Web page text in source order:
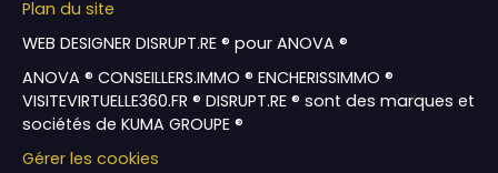
Plan du site
WEB DESIGNER DISRUPT.RE ® pour ANOVA ®
ANOVA ® CONSEILLERS.IMMO ® ENCHERISSIMMO ®
VISITEVIRTUELLE360.FR ® DISRUPT.RE ® sont des marques et
sociétés de KUMA GROUPE ®
Gérer les cookies